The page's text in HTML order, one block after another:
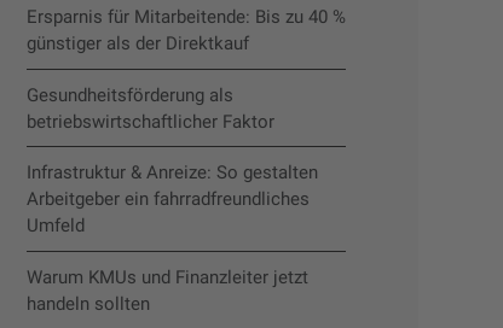
Ersparnis für Mitarbeitende: Bis zu 40 %
günstiger als der Direktkauf
Gesundheitsförderung als
betriebswirtschaftlicher Faktor
Infrastruktur & Anreize: So gestalten
Arbeitgeber ein fahrradfreundliches
Umfeld
Warum KMUs und Finanzleiter jetzt
handeln sollten